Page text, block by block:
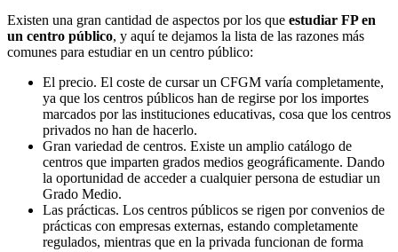
Existen una gran cantidad de aspectos por los que estudiar FP en
un centro público, y aquí te dejamos la lista de las razones más
comunes para estudiar en un centro público:
El precio. El coste de cursar un CFGM varía completamente,
ya que los centros públicos han de regirse por los importes
marcados por las instituciones educativas, cosa que los centros
privados no han de hacerlo.
Gran variedad de centros. Existe un amplio catálogo de
centros que imparten grados medios geográficamente. Dando
la oportunidad de acceder a cualquier persona de estudiar un
Grado Medio.
Las prácticas. Los centros públicos se rigen por convenios de
prácticas con empresas externas, estando completamente
regulados, mientras que en la privada funcionan de forma